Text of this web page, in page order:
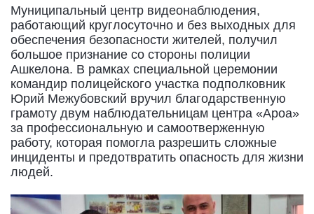
Муниципальный центр видеонаблюдения,
работающий круглосуточно и без выходных для
обеспечения безопасности жителей, получил
большое признание со стороны полиции
Ашкелона. В рамках специальной церемонии
командир полицейского участка подполковник
Юрий Межубовский вручил благодарственную
грамоту двум наблюдательницам центра «Ароа»
за профессиональную и самоотверженную
работу, которая помогла разрешить сложные
инциденты и предотвратить опасность для жизни
людей.